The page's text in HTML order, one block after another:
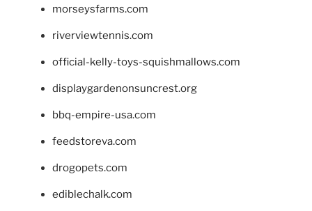
morseysfarms.com
riverviewtennis.com
official-kelly-toys-squishmallows.com
displaygardenonsuncrest.org
bbq-empire-usa.com
feedstoreva.com
drogopets.com
ediblechalk.com